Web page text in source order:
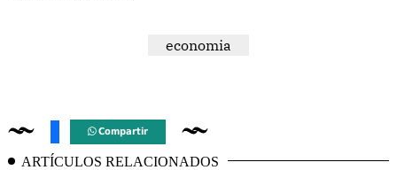
economia
Compartir
ARTÍCULOS RELACIONADOS